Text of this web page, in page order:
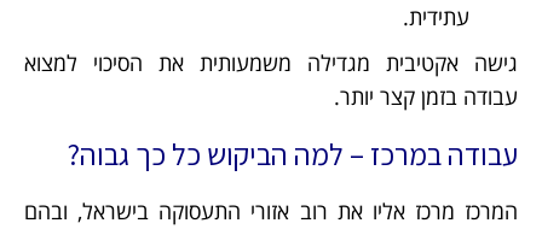
עתידית.
גישה אקטיבית מגדילה משמעותית את הסיכוי למצוא
עבודה בזמן קצר יותר.
עבודה במרכז – למה הביקוש כל כך גבוה?
המרכז מרכז אליו את רוב אזורי התעסוקה בישראל, ובהם